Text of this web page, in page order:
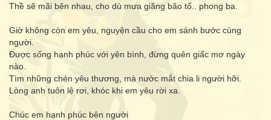
Thề sẽ mãi bên nhau, cho dù mưa giăng bão tố.. phong ba.
Giờ không còn em yêu, nguyện cầu cho em sánh bước cùng
người.
Được sống hạnh phúc với yên bình, đừng quên giấc mơ ngày
nào.
Tìm những chén yêu thương, mà nước mắt chia li người hỡi.
Lòng anh tuôn lệ rơi, khóc khi em yêu rời xa.
Chúc em hạnh phúc bên người